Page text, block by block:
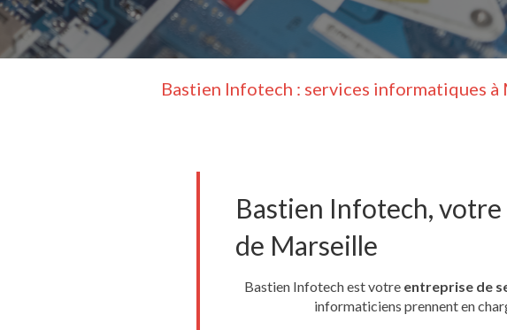
Bastien Infotech : services informatiques
Bastien Infotech,
de Marseille
Bastien Infotech est votre entreprise de
informaticiens prennent en